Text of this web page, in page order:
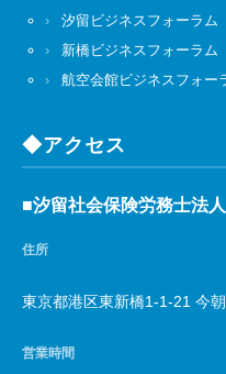
汐留ビジネスフォーラム
新橋ビジネスフォーラム
航空会館ビジネスフォー
◆アクセス
■汐留社会保険労務士法人
住所
東京都港区東新橋1-1-21 今
営業時間